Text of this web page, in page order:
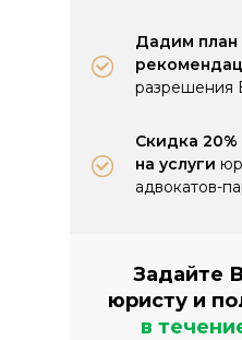
Задайте
юристу и
в
Дадим план
разрешения
Скидка
на услуги
адвокатов-